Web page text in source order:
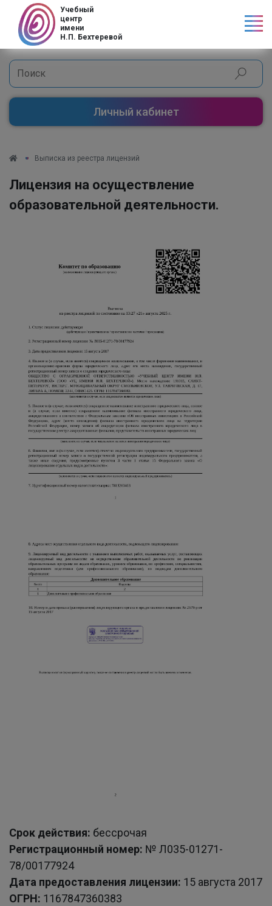
Учебный
центр
имени
Н.П. Бехтеревой
Личный кабинет
Выписка из реестра лицензий
Лицензия на осуществление
образовательной деятельности.
Срок действия: бессрочая
Регистрационный номер: № Л035-01271-
78/00177924
Дата предоставления лицензии: 15 августа 2017
ОГРН: 1167847360383